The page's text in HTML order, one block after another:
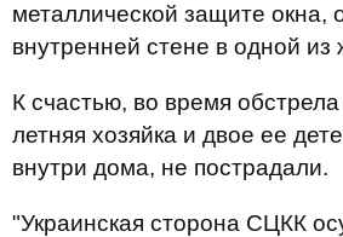
металлической защите окна,
внутренней стене в одной из
К счастью, во время обстрела
летняя хозяйка и двое ее
внутри дома, не пострадали.
"Украинская сторона СЦКК